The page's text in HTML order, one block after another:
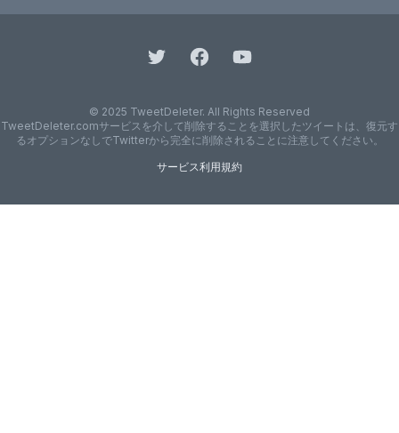
© 2025 TweetDeleter. All Rights Reserved
TweetDeleter.comサービスを介して削除することを選択したツイートは、復元す
るオプションなしでTwitterから完全に削除されることに注意してください。
サービス利用規約